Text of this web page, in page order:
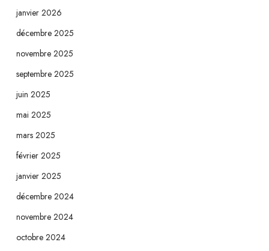
janvier 2026
décembre 2025
novembre 2025
septembre 2025
juin 2025
mai 2025
mars 2025
février 2025
janvier 2025
décembre 2024
novembre 2024
octobre 2024